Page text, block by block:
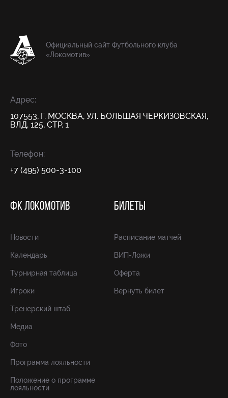
Официальный сайт Футбольного клуба
«Локомотив»
Адрес:
107553, Г. МОСКВА, УЛ. БОЛЬШАЯ ЧЕРКИЗОВСКАЯ,
ВЛД. 125, СТР. 1
Телефон:
+7 (495) 500-3-100
ФК ЛОКОМОТИВ
Новости
Календарь
Турнирная таблица
Игроки
Тренерский штаб
Медиа
Фото
Программа лояльности
Положение о программе
лояльности
БИЛЕТЫ
Расписание матчей
ВИП-Ложи
Оферта
Вернуть билет